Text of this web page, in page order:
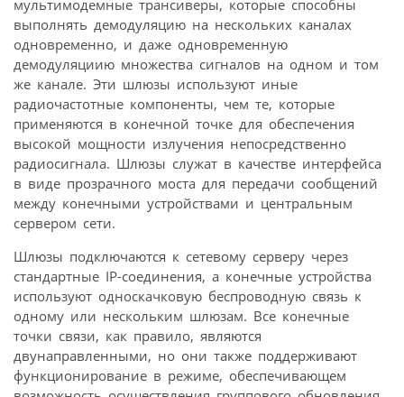
мультимодемные трансиверы, которые способны
выполнять демодуляцию на нескольких каналах
одновременно, и даже одновременную
демодуляциию множества сигналов на одном и том
же канале. Эти шлюзы используют иные
радиочастотные компоненты, чем те, которые
применяются в конечной точке для обеспечения
высокой мощности излучения непосредственно
радиосигнала. Шлюзы служат в качестве интерфейса
в виде прозрачного моста для передачи сообщений
между конечными устройствами и центральным
сервером сети.
Шлюзы подключаются к сетевому серверу через
стандартные IP-соединения, а конечные устройства
используют односкачковую беспроводную связь к
одному или нескольким шлюзам. Все конечные
точки связи, как правило, являются
двунаправленными, но они также поддерживают
функционирование в режиме, обеспечивающем